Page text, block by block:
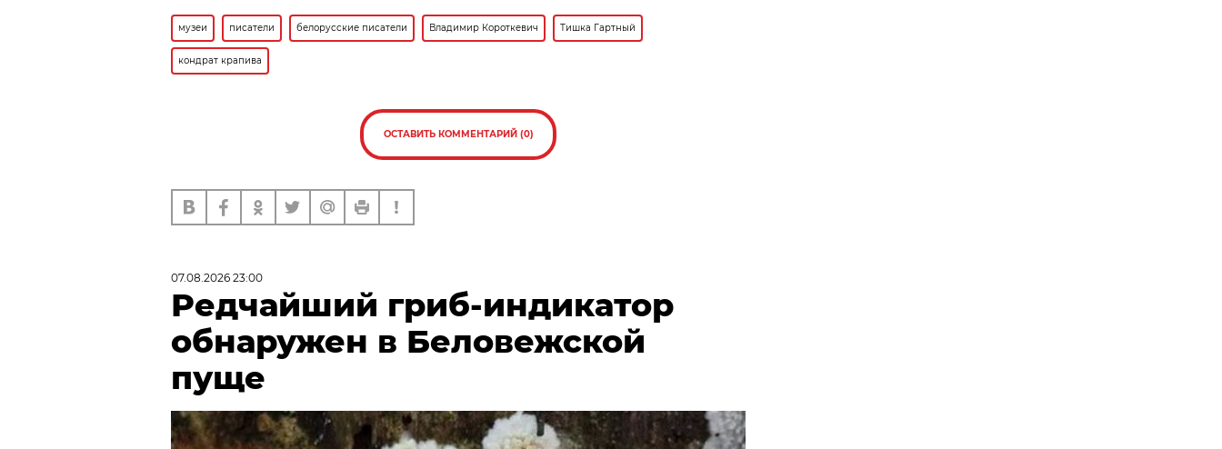
музеи писатели белорусские писатели Владимир Короткевич Тишка Гартный
кондрат крапива
ОСТАВИТЬ КОММЕНТАРИЙ (0)
07.08.2026 23:00
Редчайший гриб-индикатор
обнаружен в Беловежской
пуще